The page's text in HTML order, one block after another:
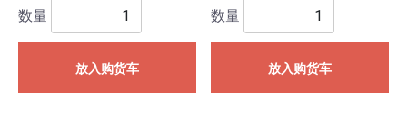
数量
放入购货车
数量
放入购货车